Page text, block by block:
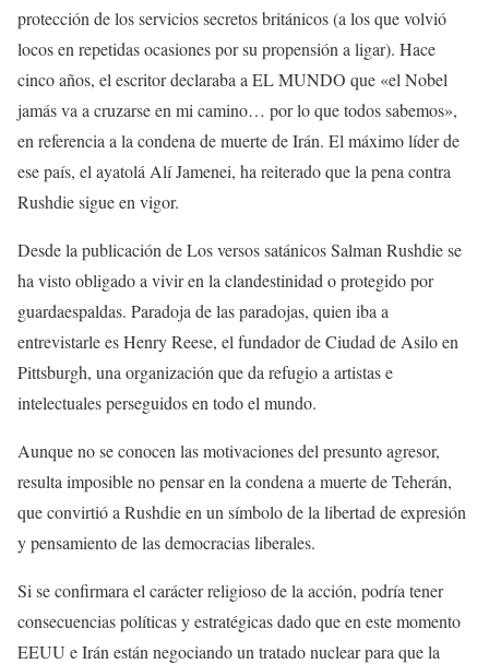
protección de los servicios secretos británicos (a los que volvió
locos en repetidas ocasiones por su propensión a ligar). Hace
cinco años, el escritor declaraba a EL MUNDO que «el Nobel
jamás va a cruzarse en mi camino… por lo que todos sabemos»,
en referencia a la condena de muerte de Irán. El máximo líder de
ese país, el ayatolá Alí Jamenei, ha reiterado que la pena contra
Rushdie sigue en vigor.
Desde la publicación de Los versos satánicos Salman Rushdie se
ha visto obligado a vivir en la clandestinidad o protegido por
guardaespaldas. Paradoja de las paradojas, quien iba a
entrevistarle es Henry Reese, el fundador de Ciudad de Asilo en
Pittsburgh, una organización que da refugio a artistas e
intelectuales perseguidos en todo el mundo.
Aunque no se conocen las motivaciones del presunto agresor,
resulta imposible no pensar en la condena a muerte de Teherán,
que convirtió a Rushdie en un símbolo de la libertad de expresión
y pensamiento de las democracias liberales.
Si se confirmara el carácter religioso de la acción, podría tener
consecuencias políticas y estratégicas dado que en este momento
EEUU e Irán están negociando un tratado nuclear para que la